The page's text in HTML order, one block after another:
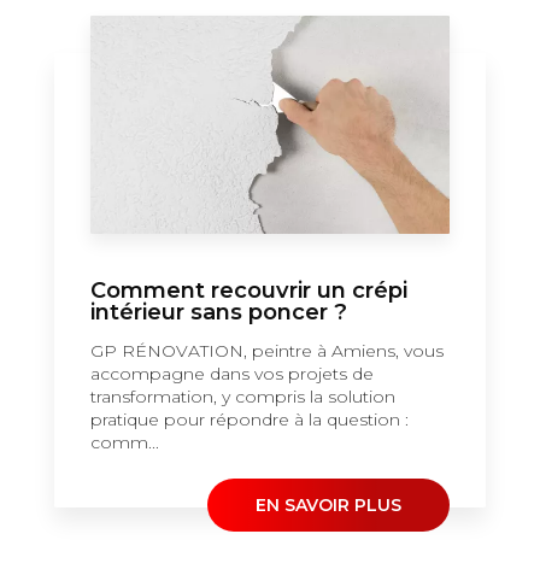
Comment recouvrir un crépi
intérieur sans poncer ?
GP RÉNOVATION, peintre à Amiens, vous
accompagne dans vos projets de
transformation, y compris la solution
pratique pour répondre à la question :
comm...
EN SAVOIR PLUS